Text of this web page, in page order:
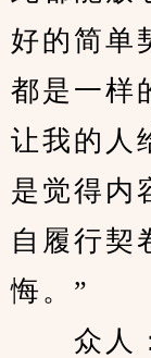
好的简单
都是一样
让我的人
是觉得内
自履行契
悔。”
众人